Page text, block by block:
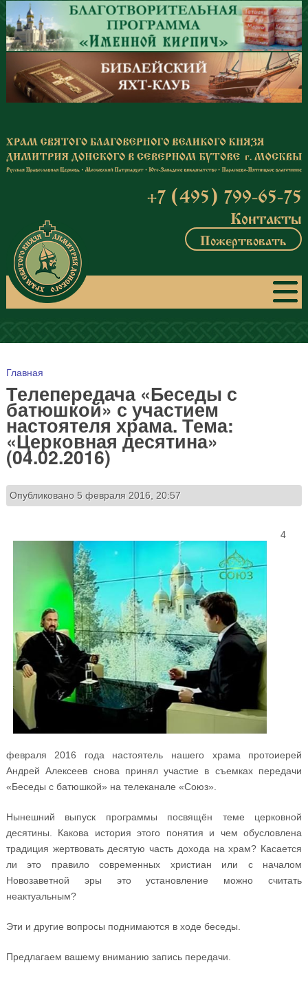
Перейти к основному содержанию
+7 (495) 799-65-75
Контакты
Пожертвовать
Вы здесь
Главная
Телепередача «Беседы с
батюшкой» с участием
настоятеля храма. Тема:
«Церковная десятина»
(04.02.2016)
Опубликовано 5 февраля 2016, 20:57
4
февраля 2016 года настоятель нашего храма протоиерей
Андрей Алексеев снова принял участие в съемках передачи
«Беседы с батюшкой» на телеканале «Союз».
Нынешний выпуск программы посвящён теме церковной
десятины. Какова история этого понятия и чем обусловлена
традиция жертвовать десятую часть дохода на храм? Касается
ли это правило современных христиан или с началом
Новозаветной эры это установление можно считать
неактуальным?
Эти и другие вопросы поднимаются в ходе беседы.
Предлагаем вашему вниманию запись передачи.